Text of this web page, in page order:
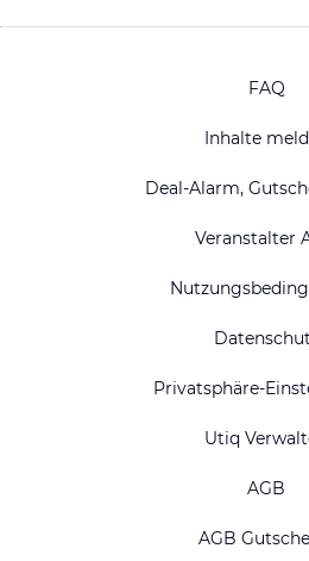
FAQ
Inhalte
Deal-Alarm,
Veranstalter
Privatsphäre-
Utiq
AGB
AGB